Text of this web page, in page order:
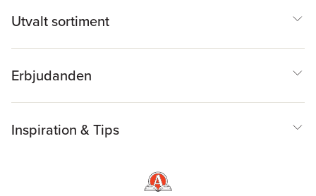
Utvalt sortiment
Erbjudanden
Inspiration & Tips